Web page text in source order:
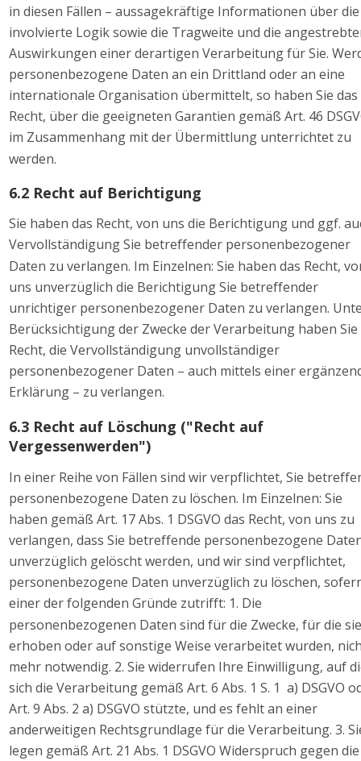
in diesen Fällen – aussagekräftige Informationen über
involvierte Logik sowie die Tragweite und die
Auswirkungen einer derartigen Verarbeitung für Sie.
personenbezogene Daten an ein Drittland oder an eine
internationale Organisation übermittelt, so haben Sie das
Recht, über die geeigneten Garantien gemäß Art. 46
im Zusammenhang mit der Übermittlung unterrichtet zu
werden.
6.2 Recht auf Berichtigung
Sie haben das Recht, von uns die Berichtigung und ggf.
Vervollständigung Sie betreffender personenbezogener
Daten zu verlangen. Im Einzelnen: Sie haben das Recht,
uns unverzüglich die Berichtigung Sie betreffender
unrichtiger personenbezogener Daten zu verlangen.
Berücksichtigung der Zwecke der Verarbeitung haben
Recht, die Vervollständigung unvollständiger
personenbezogener Daten – auch mittels einer
Erklärung – zu verlangen.
6.3 Recht auf Löschung ("Recht auf
Vergessenwerden")
In einer Reihe von Fällen sind wir verpflichtet, Sie
personenbezogene Daten zu löschen. Im Einzelnen: Sie
haben gemäß Art. 17 Abs. 1 DSGVO das Recht, von uns zu
verlangen, dass Sie betreffende personenbezogene
unverzüglich gelöscht werden, und wir sind verpflichtet,
personenbezogene Daten unverzüglich zu löschen,
einer der folgenden Gründe zutrifft: 1. Die
personenbezogenen Daten sind für die Zwecke, für die
erhoben oder auf sonstige Weise verarbeitet wurden,
mehr notwendig. 2. Sie widerrufen Ihre Einwilligung, auf
sich die Verarbeitung gemäß Art. 6 Abs. 1 S. 1  a) DSGVO
Art. 9 Abs. 2 a) DSGVO stützte, und es fehlt an einer
anderweitigen Rechtsgrundlage für die Verarbeitung. 3.
legen gemäß Art. 21 Abs. 1 DSGVO Widerspruch gegen